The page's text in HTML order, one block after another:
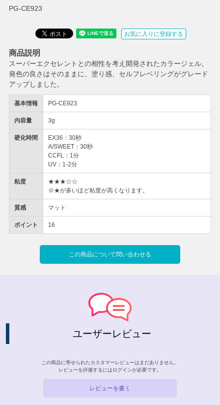
PG-CE923
基本情報 PG-CE923
内容量 3g
硬化時間
EX36：30秒
A/SWEET：30秒
CCFL：1分
UV：1-2分
粘度
★★★☆☆
※★が多いほど粘度が高くなります。
質感 マット
ポイント 16
お気に入りに登録する
この商品について問い合わせる
商品説明
スーパーエクセレントとの相性を考え開発されたカラージェル。
発色の良さはそのままに、塗り感、セルフレベリングがグレード
アップしました。
ユーザーレビュー
この商品に寄せられたカスタマーレビューはまだありません。
レビューを評価するには ログインが必要です。
レビューを書く